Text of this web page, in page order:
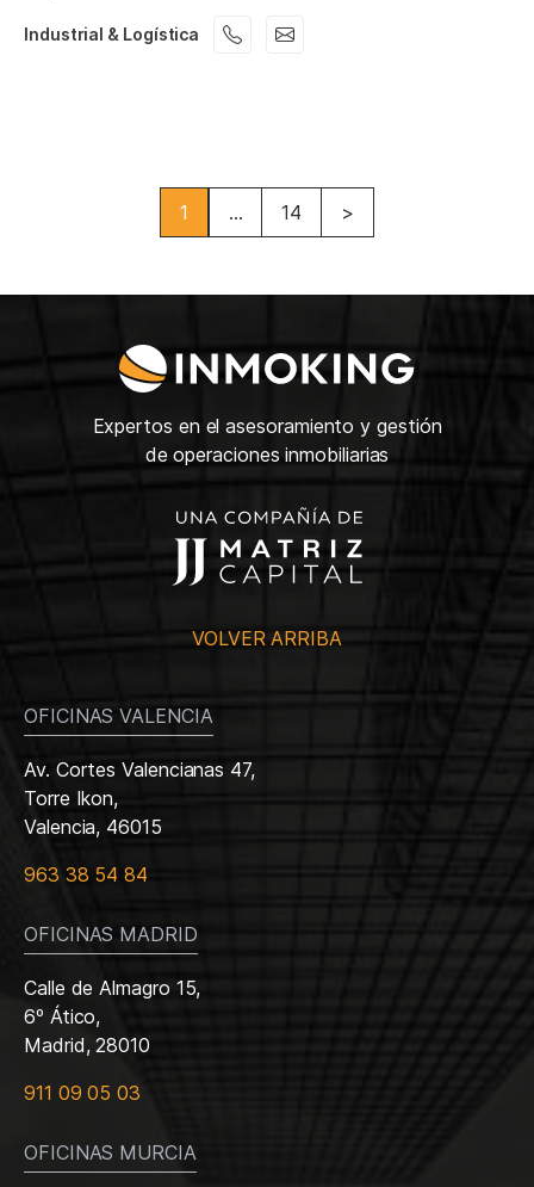
Industrial & Logística
1 ... 14 >
Expertos en el asesoramiento y gestión
de operaciones inmobiliarias
VOLVER ARRIBA
OFICINAS VALENCIA
Av. Cortes Valencianas 47,
Torre Ikon,
Valencia, 46015
963 38 54 84
OFICINAS MADRID
Calle de Almagro 15,
6º Ático,
Madrid, 28010
911 09 05 03
OFICINAS MURCIA